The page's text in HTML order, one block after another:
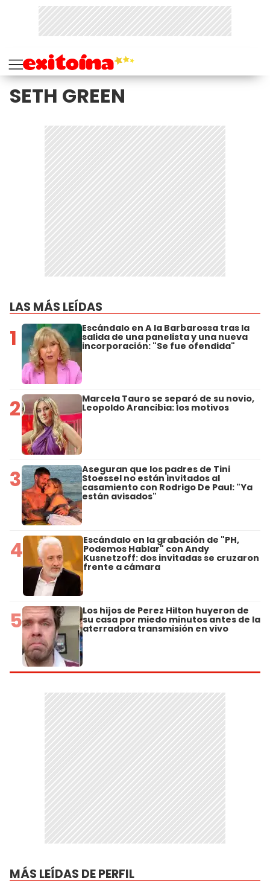
SETH GREEN
LAS MÁS LEÍDAS
1 Escándalo en A la Barbarossa tras la
salida de una panelista y una nueva
incorporación: "Se fue ofendida"
2 Marcela Tauro se separó de su novio,
Leopoldo Arancibia: los motivos
3 Aseguran que los padres de Tini
Stoessel no están invitados al
casamiento con Rodrigo De Paul: "Ya
están avisados"
4 Escándalo en la grabación de "PH,
Podemos Hablar" con Andy
Kusnetzoff: dos invitadas se cruzaron
frente a cámara
5 Los hijos de Perez Hilton huyeron de
su casa por miedo minutos antes de la
aterradora transmisión en vivo
MÁS LEÍDAS DE PERFIL